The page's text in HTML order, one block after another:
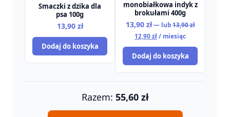
Smaczki z dzika dla
psa 100g
13,90 zł
Dodaj do koszyka
monobiałkowa indyk z
brokułami 400g
13,90 zł —lub13,90złPierwotna
13,90 zł.
12,90 złAktualna
wynosi:
12,90 zł.
/ miesiąc
Dodaj do koszyka
Razem: 55,60 zł